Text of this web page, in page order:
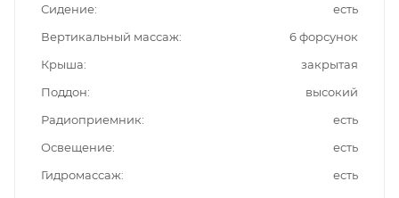
Сидение
есть
Вертикальный массаж
6 форсунок
Крыша
закрытая
Поддон
высокий
Радиоприемник
есть
Освещение
есть
Гидромассаж
есть